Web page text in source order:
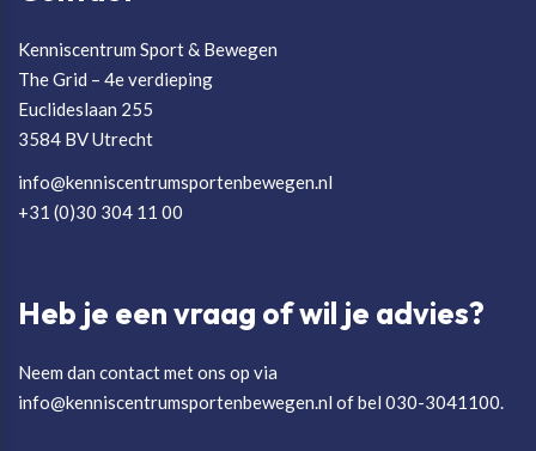
Kenniscentrum Sport & Bewegen
The Grid – 4e verdieping
Euclideslaan 255
3584 BV Utrecht
info@kenniscentrumsportenbewegen.nl
+31 (0)30 304 11 00
Heb je een vraag of wil je advies?
Neem dan contact met ons op via
info@kenniscentrumsportenbewegen.nl of bel 030-3041100.